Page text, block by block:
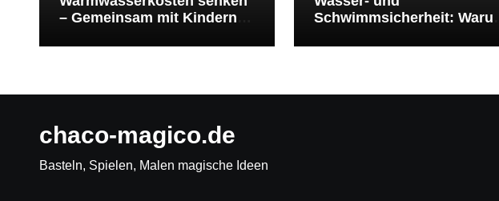
– Gemeinsam mit Kindern
Schwimmsicherheit: Warum
überlebenswichtig ist
chaco-magico.de
Basteln, Spielen, Malen magische Ideen